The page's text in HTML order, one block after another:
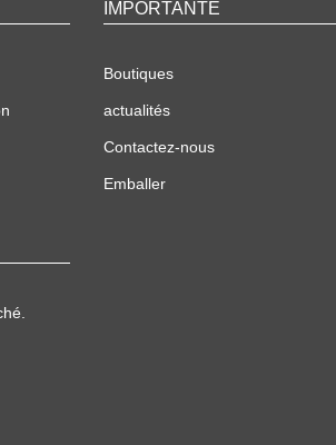
IMPORTANTE
Boutiques
actualités
Contactez-nous
Emballer